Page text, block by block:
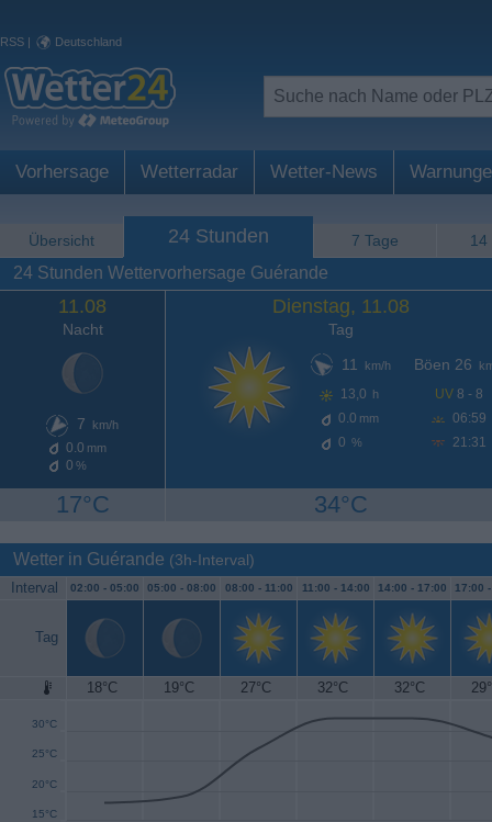
RSS | Deutschland
Vorhersage Wetterradar Wetter-News
Übersicht 24 Stunden 7 Tage 14
24 Stunden Wettervorhersage Guérande
11.08
Nacht
7 km/h
0.0 mm
0 %
17°C
Dienstag, 11.08
Tag
11
km/h
13,0 h
0.0 mm
0 %
Böen 26
UV 8 - 8
06:59
21:31
34°C
Wetter in Guérande (3h-Interval)
Interval 02:00 - 05:00 05:00 - 08:00 08:00 - 11:00 11:00 - 14:00 14:00 - 17:00 17:00
Tag
18°C 19°C 27°C 32°C 32°C
15°C
20°C
25°C
30°C
35°C